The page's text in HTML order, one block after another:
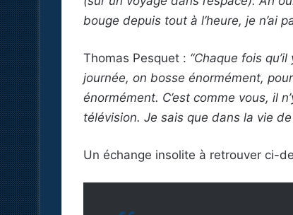
bouge depuis tout à l’heure, je n’ai
Thomas Pesquet : “Chaque fois
journée, on bosse énormément,
énormément. C’est comme vous, il
télévision. Je sais que dans la vie
Un échange insolite à retrouver ci-